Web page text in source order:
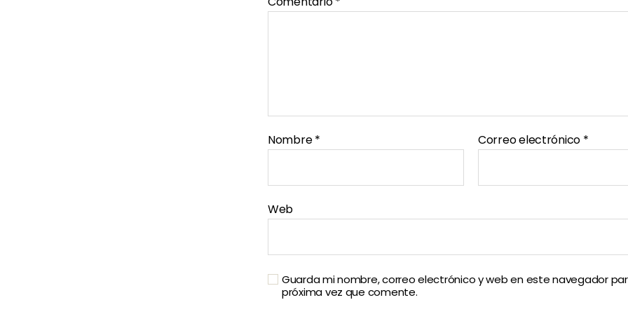
Nombre* Correo electrónico *
Web
Guarda mi nombre, correo electrónico y web en este navegador
próxima vez que comente.